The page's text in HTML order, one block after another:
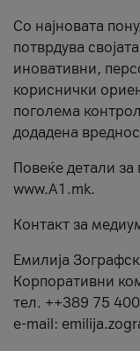
Со најновата
потврдува
иновативни,
кориснички
поголема
додадена
Повеќе детали за
www.А1.mk.
Контакт за
Емилија
Корпоративни
тел. ++389 75
e-mail: